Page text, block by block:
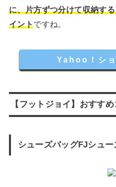
に、片方ずつ分けて収納す
イント ですね。
Yahoo！シ
【フットジョイ】おすす
シューズバッグFJシュ